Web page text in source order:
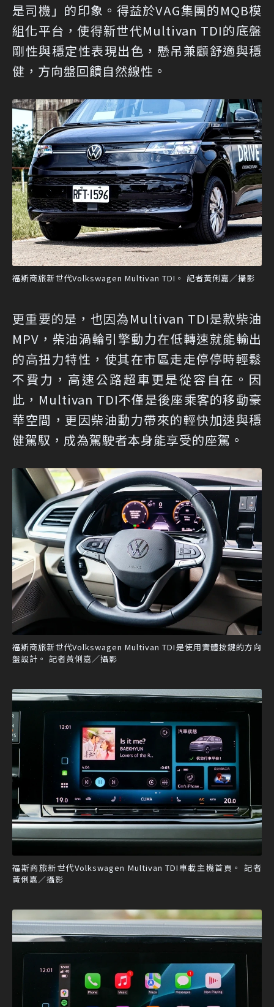
是司機」的印象。得益於VAG集團的MQB模
組化平台，使得新世代Multivan TDI的底盤
剛性與穩定性表現出色，懸吊兼顧舒適與穩
健，方向盤回饋自然線性。
福斯商旅新世代Volkswagen Multivan TDI。 記者黃俐嘉／攝影
更重要的是，也因為Multivan TDI是款柴油
MPV，柴油渦輪引擎動力在低轉速就能輸出
的高扭力特性，使其在市區走走停停時輕鬆
不費力，高速公路超車更是從容自在。因
此，Multivan TDI不僅是後座乘客的移動豪
華空間，更因柴油動力帶來的輕快加速與穩
健駕馭，成為駕駛者本身能享受的座駕。
福斯商旅新世代Volkswagen Multivan TDI是使用實體按鍵的方向
盤設計。 記者黃俐嘉／攝影
福斯商旅新世代Volkswagen Multivan TDI車載主機首頁。 記者
黃俐嘉／攝影